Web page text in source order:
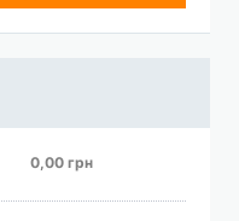
0,00 грн